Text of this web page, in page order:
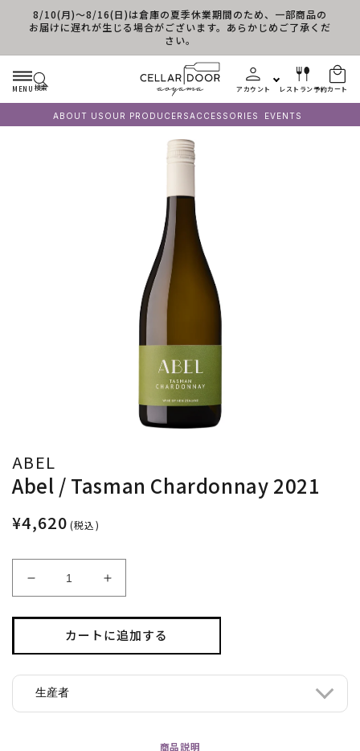
コンテンツに進む
8/10(月)～8/16(日)は倉庫の夏季休業期間のため、一部商品の
お届けに遅れが生じる場合がございます。あらかじめご了承くだ
さい。
MENU 検索 アカウント レストラン予約カート
ABOUT US OUR PRODUCERSACCESSORIES EVENTS
ABEL
Abel / Tasman Chardonnay 2021
¥4,620 (税込)
/
Tasman
Chardonnay
2021
の
数
量
Abel
/
Tasman
Chardonnay
2021
の
量
カートに追加する
生産者
商品説明